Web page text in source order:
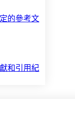
的參考文
和引用紀